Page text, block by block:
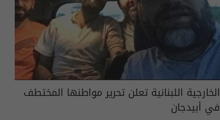
الخارجية اللبنانية تعلن تحرير مواطنها المختطف
في أبيدجان